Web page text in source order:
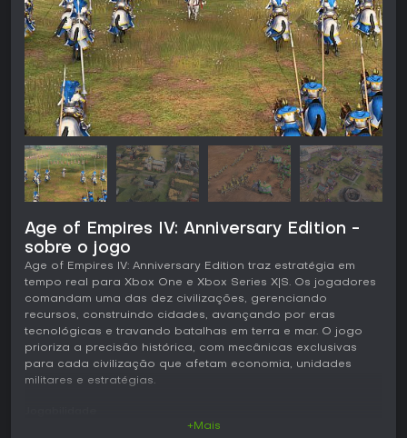
Age of Empires IV: Anniversary Edition -
sobre o jogo
Age of Empires IV: Anniversary Edition traz estratégia em
tempo real para Xbox One e Xbox Series X|S. Os jogadores
comandam uma das dez civilizações, gerenciando
recursos, construindo cidades, avançando por eras
tecnológicas e travando batalhas em terra e mar. O jogo
prioriza a precisão histórica, com mecânicas exclusivas
para cada civilização que afetam economia, unidades
militares e estratégias.
+Mais